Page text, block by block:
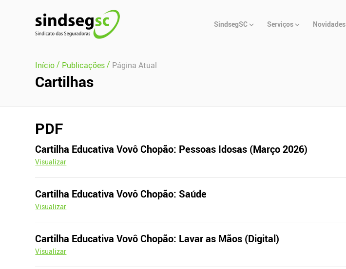
Principal
SindsegSC Serviços Novidades
Início/ Publicações/ Página Atual
Cartilhas
PDF
Cartilha Educativa Vovô Chopão: Pessoas Idosas (Março 2026)
Visualizar
Cartilha Educativa Vovô Chopão: Saúde
Visualizar
Cartilha Educativa Vovô Chopão: Lavar as Mãos (Digital)
Visualizar